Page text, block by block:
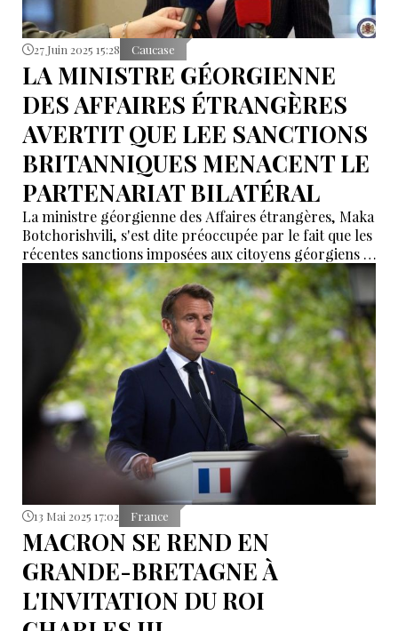
27 Juin 2025 15:28 Caucase
LA MINISTRE GÉORGIENNE
DES AFFAIRES ÉTRANGÈRES
AVERTIT QUE LEE SANCTIONS
BRITANNIQUES MENACENT LE
PARTENARIAT BILATÉRAL
La ministre géorgienne des Affaires étrangères, Maka
Botchorishvili, s'est dite préoccupée par le fait que les
récentes sanctions imposées aux citoyens géorgiens et
les déclarations des responsables britanniques sapent
le partenariat stratégique entre les deux nations, les
considérant comme des tentatives d'ingérence dans
les affaires politiques internes de la Géorgie.
13 Mai 2025 17:02 France
MACRON SE REND EN
GRANDE-BRETAGNE À
L'INVITATION DU ROI